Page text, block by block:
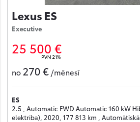
Lexus ES
Executive
25 500 €
PVN 21%
no 270 € /mēnesī
ES
2.5 , Automatic FWD Automatic 160 kW
elektrība), 2020, 177 813 km ,